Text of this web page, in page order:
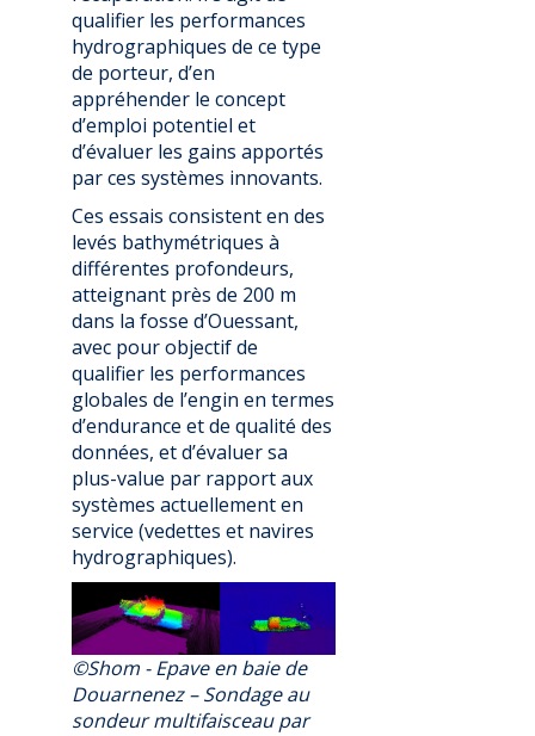
qualifier les performances
hydrographiques de ce type
de porteur, d’en
appréhender le concept
d’emploi potentiel et
d’évaluer les gains apportés
par ces systèmes innovants.
Ces essais consistent en des
levés bathymétriques à
différentes profondeurs,
atteignant près de 200 m
dans la fosse d’Ouessant,
avec pour objectif de
qualifier les performances
globales de l’engin en termes
d’endurance et de qualité des
données, et d’évaluer sa
plus-value par rapport aux
systèmes actuellement en
service (vedettes et navires
hydrographiques).
©Shom - Epave en baie de
Douarnenez – Sondage au
sondeur multifaisceau par